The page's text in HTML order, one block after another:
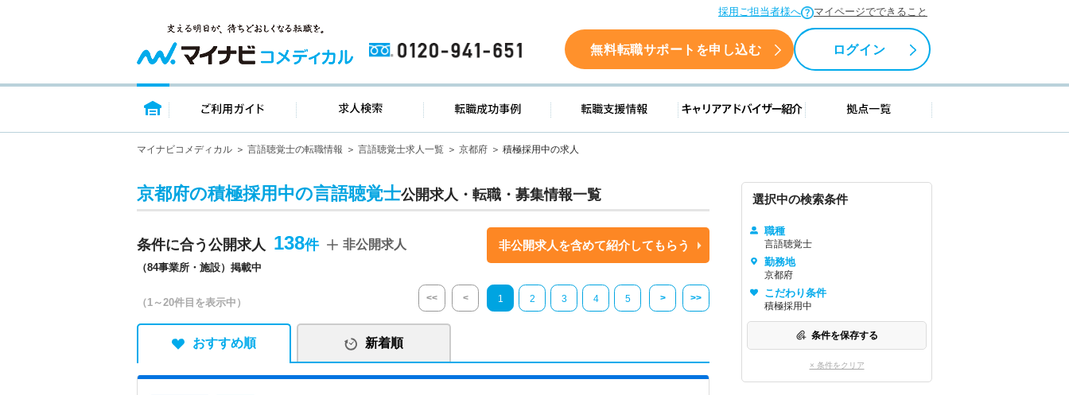
採用ご担当者様へ マイページでできること
0120-941-651 無料転職サポートを申し込む ログイン
トップページ ご利用ガイド 求人検索 転職成功事例 転職支援情報 キャリアアドバイザー紹介 拠点一覧
マイナビコメディカル 言語聴覚士の転職情報 言語聴覚士求人一覧 京都府 積極採用中の求人
京都府の積極採用中の言語聴覚士公開求人・転職・募集情報一覧
条件に合う公開求人 138
（84事業所・施設）掲載中
非公開求人 非公開求人を含めて紹介してもらう
（1～20件目を表示中） << < 1 2 3 4 5 > >>
おすすめ順 新着順
選択中の検索条件
職種
言語聴覚士
勤務地
京都府
こだわり条件
積極採用中
条件を保存する
× 条件をクリア